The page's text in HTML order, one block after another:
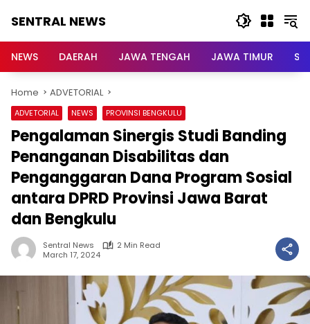
SENTRAL NEWS
NEWS
NEWS DAERAH JAWA TENGAH JAWA TIMUR
Home ADVETORIAL
ADVETORIAL NEWS PROVINSI BENGKULU
Pengalaman Sinergis Studi Banding
Penanganan Disabilitas dan
Penganggaran Dana Program Sosial
antara DPRD Provinsi Jawa Barat
dan Bengkulu
Sentral News
2 Min Read
March 17, 2024